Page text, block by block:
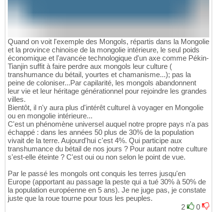
Quand on voit l'exemple des Mongols, répartis dans la Mongolie
et la province chinoise de la mongolie intérieure, le seul poids
économique et l'avancée technologique d'un axe comme Pékin-
Tianjin suffit à faire perdre aux mongols leur culture (
transhumance du bétail, yourtes et chamanisme...); pas la
peine de coloniser...Par capilarité, les mongols abandonnent
leur vie et leur héritage générationnel pour rejoindre les grandes
villes.
Bientôt, il n'y aura plus d'intérêt culturel à voyager en Mongolie
ou en mongolie intérieure...
C'est un phénomène universel auquel notre propre pays n'a pas
échappé : dans les années 50 plus de 30% de la population
vivait de la terre. Aujourd'hui c'est 4%. Qui participe aux
transhumance du bétail de nos jours ? Pour autant notre culture
s'est-elle éteinte ? C'est oui ou non selon le point de vue.
Par le passé les mongols ont conquis les terres jusqu'en
Europe (apportant au passage la peste qui a tué 30% à 50% de
la population européenne en 5 ans). Je ne juge pas, je constate
juste que la roue tourne pour tous les peuples.
2
0